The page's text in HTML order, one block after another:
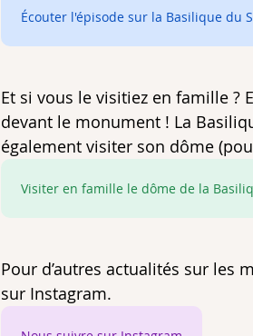
Écouter l'épisode sur la Basilique du
Et si vous le visitiez en famille ?
devant le monument ! La
également visiter son dôme
Visiter en famille le dôme de la
Pour d’autres actualités sur les
sur Instagram.